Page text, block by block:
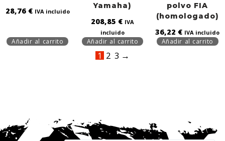
28,76 € IVA incluido
Añadir al carrito
Yamaha)
208,85 € IVA
incluido
Añadir al carrito
polvo FIA
(homologado)
36,22 € IVA incluido
Añadir al carrito
1 2 3 →